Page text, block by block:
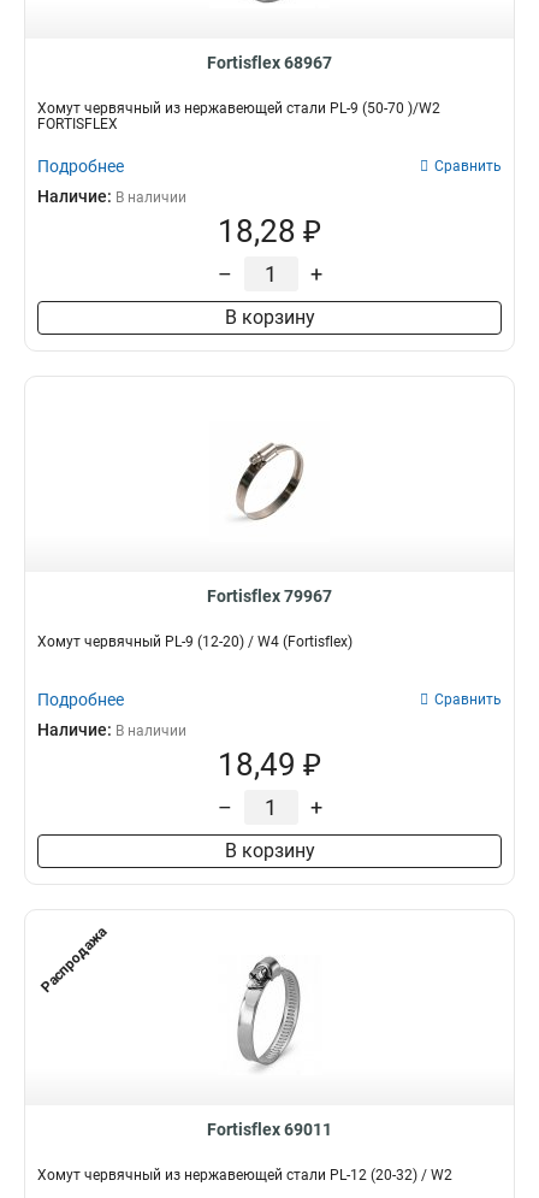
Fortisflex 68967
Хомут червячный из нержавеющей стали PL-9 (50-70 )/W2
FORTISFLEX
Подробнее Сравнить
Наличие: В наличии
18,28 ₽
– +
В корзину
Fortisflex 79967
Хомут червячный PL-9 (12-20) / W4 (Fortisflex)
Подробнее Сравнить
Наличие: В наличии
18,49 ₽
– +
В корзину
Распродажа
Fortisflex 69011
Хомут червячный из нержавеющей стали PL-12 (20-32) / W2